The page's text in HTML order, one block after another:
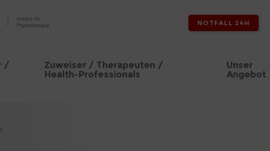
NOTFALL 24H
/
Zuweiser / Therapeuten /
Health-Professionals
Unser
Angebot